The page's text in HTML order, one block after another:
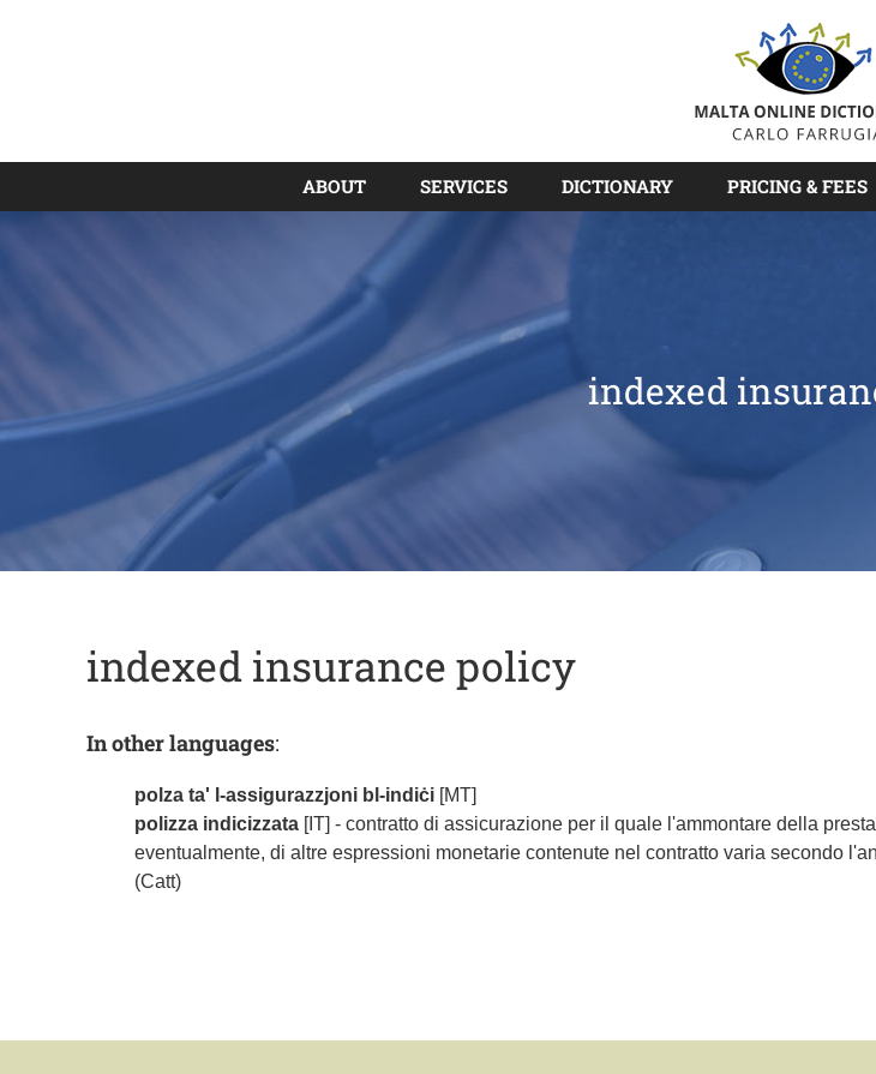
ABOUT SERVICES DICTIONARY PRICING & FEES
indexed
indexed insurance policy
In other languages:
polza ta' l-assigurazzjoni bl-indiċi [MT]
polizza indicizzata [IT] - contratto di assicurazione per il quale l'ammontare della
eventualmente, di altre espressioni monetarie contenute nel contratto varia secondo
(Catt)